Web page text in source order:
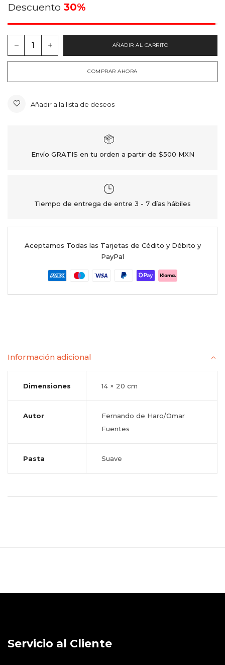
Descuento 30%
AÑADIR AL CARRITO
COMPRAR AHORA
Añadir a la lista de deseos
Envío GRATIS en tu orden a partir de $500 MXN
Tiempo de entrega de entre 3 - 7 días hábiles
Aceptamos Todas las Tarjetas de Cédito y Débito y
PayPal
Información adicional
Dimensiones 14 × 20 cm
Autor
Fernando de Haro/Omar
Fuentes
Pasta Suave
Servicio al Cliente